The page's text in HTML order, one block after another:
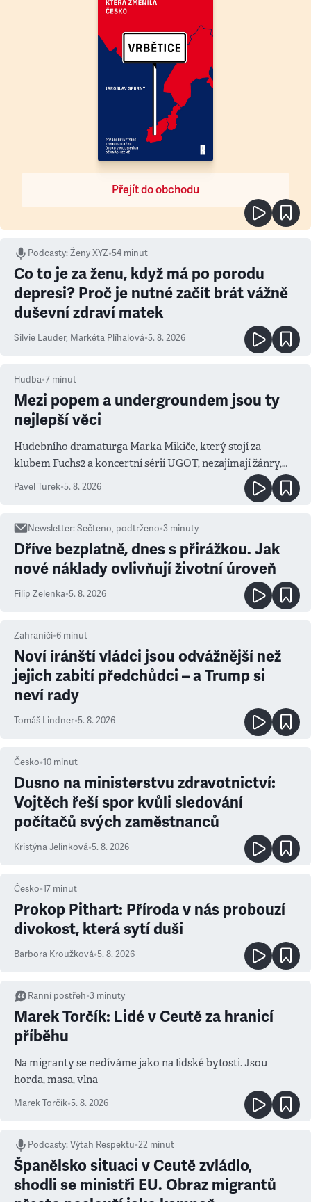
Přejít do obchodu
Podcasty:Ženy XYZ•54 minut
Co to je za ženu, když má po porodu
depresi? Proč je nutné začít brát vážně
duševní zdraví matek
Silvie Lauder, Markéta Plíhalová•5. 8. 2026
Hudba•7 minut
Mezi popem a undergroundem jsou ty
nejlepší věci
Hudebního dramaturga Marka Mikiče, který stojí za
klubem Fuchs2 a koncertní sérií UGOT, nezajímají žánry,
ale atmosféra
Pavel Turek•5. 8. 2026
Newsletter:Sečteno, podtrženo•3 minuty
Dříve bezplatně, dnes s přirážkou. Jak
nové náklady ovlivňují životní úroveň
Filip Zelenka•5. 8. 2026
Zahraničí•6 minut
Noví íránští vládci jsou odvážnější než
jejich zabití předchůdci – a Trump si
neví rady
Tomáš Lindner•5. 8. 2026
Česko•10 minut
Dusno na ministerstvu zdravotnictví:
Vojtěch řeší spor kvůli sledování
počítačů svých zaměstnanců
Kristýna Jelínková•5. 8. 2026
Česko•17 minut
Prokop Pithart: Příroda v nás probouzí
divokost, která sytí duši
Barbora Kroužková•5. 8. 2026
Ranní postřeh•3 minuty
Marek Torčík: Lidé v Ceutě za hranicí
příběhu
Na migranty se nedíváme jako na lidské bytosti. Jsou
horda, masa, vlna
Marek Torčík•5. 8. 2026
Podcasty:Výtah Respektu•22 minut
Španělsko situaci v Ceutě zvládlo,
shodli se ministři EU. Obraz migrantů